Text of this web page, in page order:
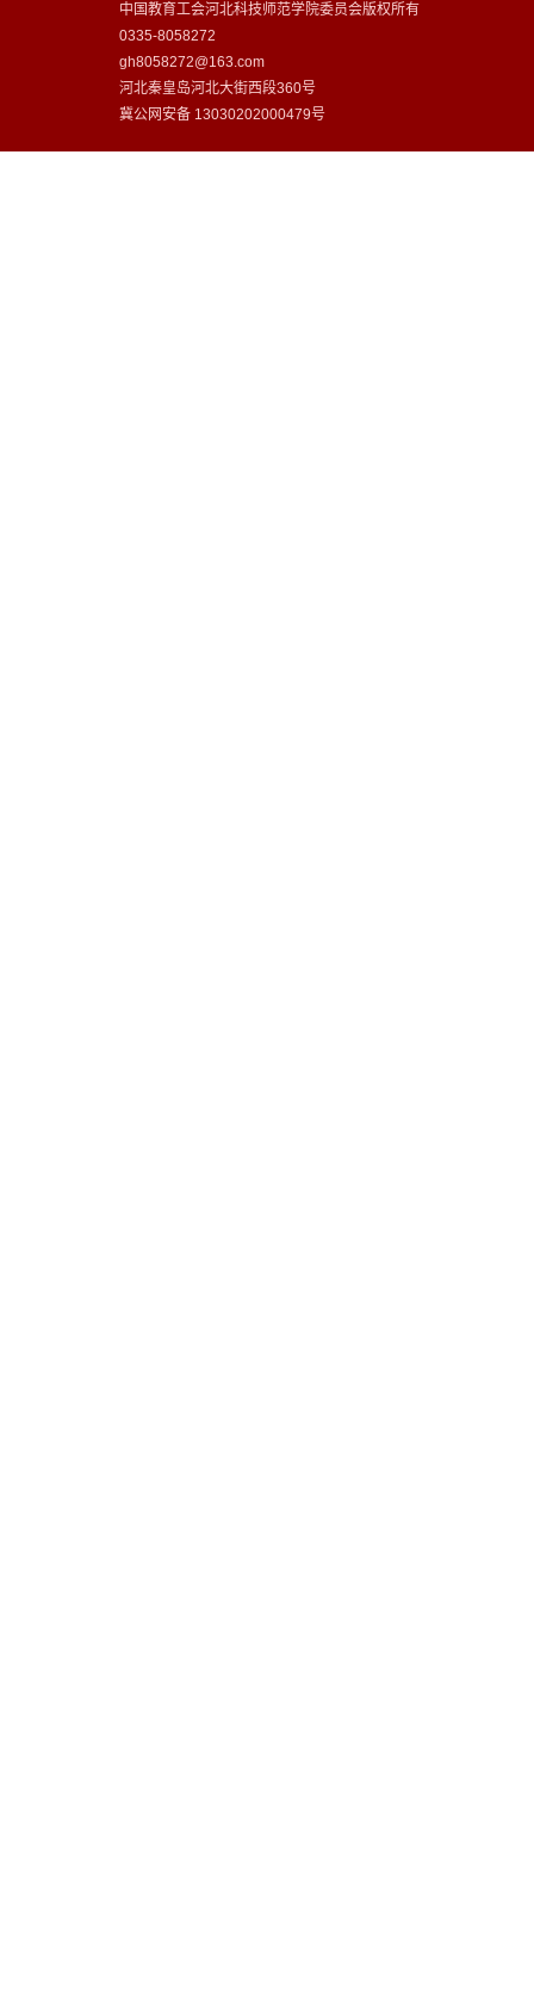
中国教育工会河北科技师范学院委员会版权所有
0335-8058272
gh8058272@163.com
河北秦皇岛河北大街西段360号
冀公网安备 13030202000479号